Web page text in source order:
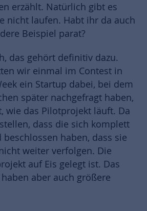
erzählt. Natürlich gibt es
nicht laufen. Habt ihr da auch
Beispiel parat?
das gehört definitiv dazu.
wir einmal im Contest in
ein Startup dabei, bei dem
später nachgefragt haben,
wie das Pilotprojekt läuft. Da
dass die sich komplett
haben, dass sie
weiter verfolgen. Die
auf Eis gelegt ist. Das
aber auch größere